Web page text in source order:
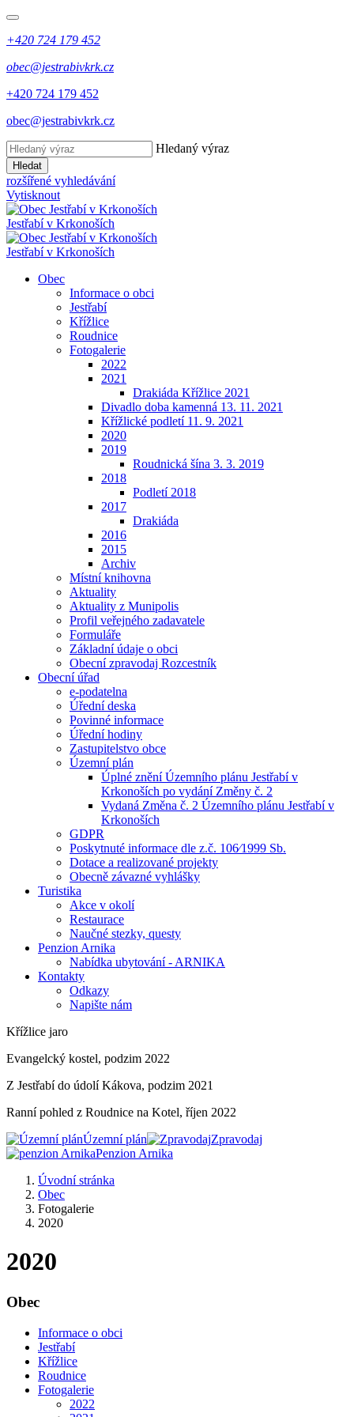
+420 724 179 452
obec@jestrabivkrk.cz
+420 724 179 452
obec@jestrabivkrk.cz
Hledaný výraz
Hledat
rozšířené vyhledávání
Vytisknout
Jestřabí v Krkonoších
Jestřabí v Krkonoších
Obec
Informace o obci
Jestřabí
Křížlice
Roudnice
Fotogalerie
2022
2021
Drakiáda Křížlice 2021
Divadlo doba kamenná 13. 11. 2021
Křížlické podletí 11. 9. 2021
2020
2019
Roudnická šína 3. 3. 2019
2018
Podletí 2018
2017
Drakiáda
2016
2015
Archiv
Místní knihovna
Aktuality
Aktuality z Munipolis
Profil veřejného zadavatele
Formuláře
Základní údaje o obci
Obecní zpravodaj Rozcestník
Obecní úřad
e-podatelna
Úřední deska
Povinné informace
Úřední hodiny
Zastupitelstvo obce
Územní plán
Úplné znění Územního plánu Jestřabí v
Krkonoších po vydání Změny č. 2
Vydaná Změna č. 2 Územního plánu Jestřabí v
Krkonoších
GDPR
Poskytnuté informace dle z.č. 106⁄1999 Sb.
Dotace a realizované projekty
Obecně závazné vyhlášky
Turistika
Akce v okolí
Restaurace
Naučné stezky, questy
Penzion Arnika
Nabídka ubytování - ARNIKA
Kontakty
Odkazy
Napište nám
Křížlice jaro
Evangelcký kostel, podzim 2022
Z Jestřabí do údolí Kákova, podzim 2021
Ranní pohled z Roudnice na Kotel, říjen 2022
Územní plán
Zpravodaj
Penzion Arnika
Úvodní stránka
Obec
Fotogalerie
2020
2020
Obec
Informace o obci
Jestřabí
Křížlice
Roudnice
Fotogalerie
2022